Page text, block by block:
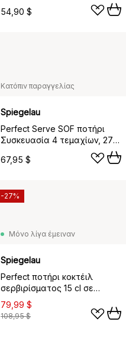
54,90 $
Κατόπιν παραγγελίας
Spiegelau
Perfect Serve SOF ποτήρι
Συσκευασία 4 τεμαχίων, 27
67,95 $
Μόνο λίγα έμειναν
Spiegelau
Perfect ποτήρι κοκτέιλ
σερβιρίσματος 15 cl σε
συσκευασία 4 τεμαχίων, Klar
79,99 $
108,95 $
-27%